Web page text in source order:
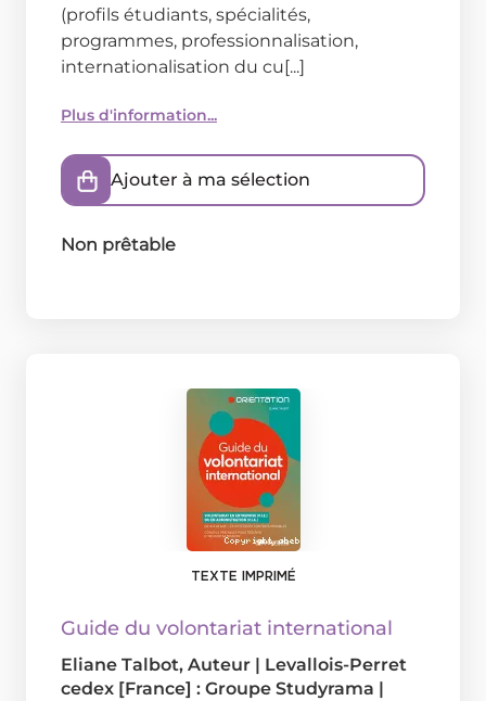
(profils étudiants, spécialités,
programmes, professionnalisation,
internationalisation du cu[...]
Plus d'information...
Ajouter à ma sélection
Non prêtable
TEXTE IMPRIMÉ
Guide du volontariat international
Eliane Talbot, Auteur | Levallois-Perret
cedex [France] : Groupe Studyrama |